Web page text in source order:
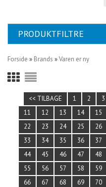
PRODUKTFILTRE
Forside » Brands »Varen er ny
<< TILBAGE 1 2 3
11
12 13 14 15
22
23 24 25 26
33
34 35 36 37
44
45 46 47 48
55
56 57 58 59
66
67 68 69 70